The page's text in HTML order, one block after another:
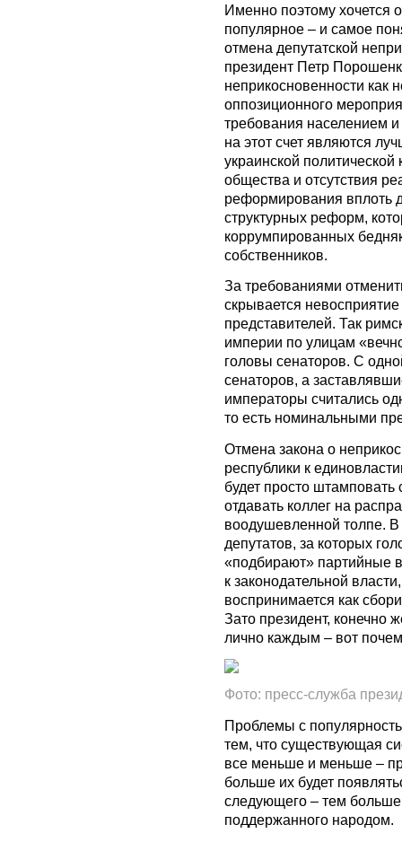
Именно поэтому хочется
популярное – и самое
отмена депутатской
президент Петр
неприкосновенности как
оппозиционного
требования населением
на этот счет являются
украинской политической
общества и отсутствия
реформирования вплоть
структурных реформ,
коррумпированных
собственников.
За требованиями
скрывается
представителей. Так
империи по улицам
головы сенаторов. С
сенаторов, а
императоры считались
то есть номинальными
Отмена закона о
республики к
будет просто
отдавать коллег на
воодушевленной толпе. В
депутатов, за которых
«подбирают» партийные
к законодательной
воспринимается как
Зато президент, конечно
лично каждым – вот
Фото: пресс-служба
Проблемы с
тем, что существующая
все меньше и меньше –
больше их будет
следующего – тем
поддержанного народом.